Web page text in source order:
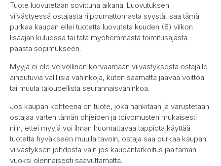
Tuote luovutetaan sovittuna aikana. Luovutuksen
viivästyessä ostajasta riippumattomasta syystä, saa tämä
purkaa kaupan ellei tuotetta luovuteta kuuden (6) viikon
lisäajan kuluessa tai tätä myöhemmästä toimitusajasta
päästä sopimukseen.
Myyjä ei ole velvollinen korvaamaan viivästyksestä ostajalle
aiheutuvia välillisiä vahinkoja, kuten saamatta jäävää voittoa
tai muuta taloudellista seurannaisvahinkoa.
Jos kaupan kohteena on tuote, joka hankitaan ja varustetaan
ostajaa varten tämän ohjeiden ja toivomusten mukaisesti
niin, ettei myyjä voi ilman huomattavaa tappiota käyttää
tuotetta hyväkseen muulla tavoin, ostaja saa purkaa kaupan
viivästyksen johdosta vain jos kaupantarkoitus jää tämän
vuoksi olennaisesti saavuttamatta.